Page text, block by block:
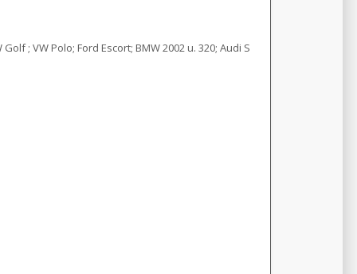
; VW Polo; Ford Escort; BMW 2002 u. 320; Audi S